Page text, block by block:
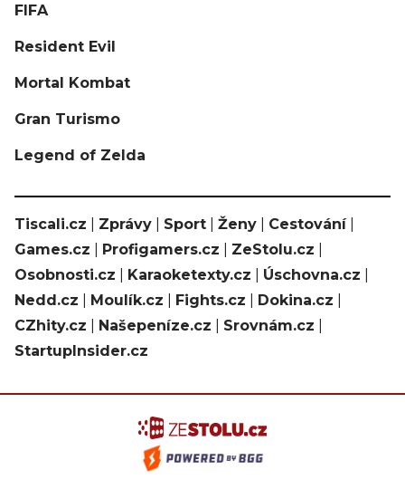
FIFA
Resident Evil
Mortal Kombat
Gran Turismo
Legend of Zelda
Tiscali.cz Zprávy Sport Ženy Cestování|
Games.cz
Profigamers.cz ZeStolu.cz
Osobnosti.cz
Karaoketexty.cz Úschovna.cz
Nedd.cz
Moulík.cz Fights.cz Dokina.cz
CZhity.cz
Našepeníze.cz Srovnám.cz
StartupInsider.cz